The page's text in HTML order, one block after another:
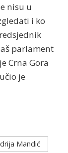
nisu u
i ko
parlament
Crna Gora
je
Mandić